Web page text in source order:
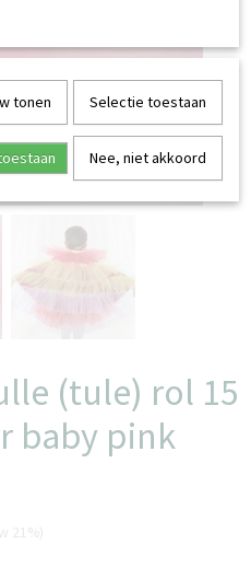
(tule) rol 15
baby pink
tonen Selectie toestaan
Nee, niet akkoord